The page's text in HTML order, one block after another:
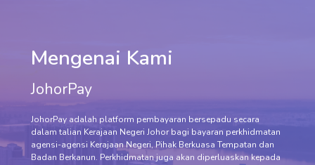
Mengenai Kami
JohorPay
JohorPay adalah platform pembayaran bersepadu secara
dalam talian Kerajaan Negeri Johor bagi bayaran perkhidmatan
agensi-agensi Kerajaan Negeri, Pihak Berkuasa Tempatan dan
Badan Berkanun. Perkhidmatan juga akan diperluaskan kepada